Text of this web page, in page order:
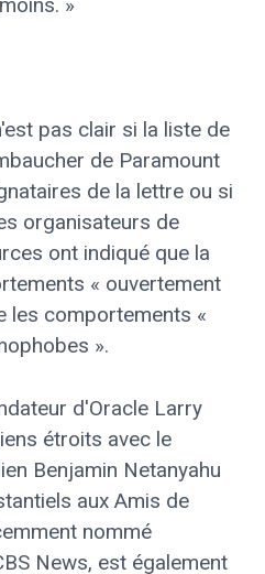
»
pas clair si la liste de
de Paramount
de la lettre ou si
organisateurs de
ont indiqué que la
« ouvertement
les comportements «
».
d'Oracle Larry
étroits avec le
Benjamin Netanyahu
aux Amis de
nommé
News, est également